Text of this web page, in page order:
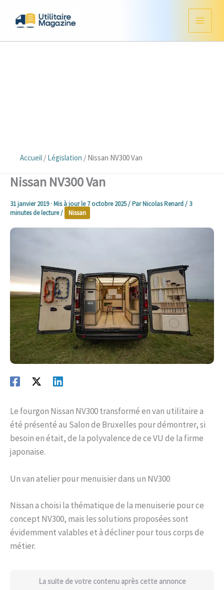
Accueil / Législation / Nissan NV300 Van
Nissan NV300 Van
31 janvier 2019· Mis à jour le7 octobre 2025/ ParNicolas Renard/ 3
minutes de lecture/ Nissan
Le fourgon Nissan NV300 transformé en van utilitaire a
été présenté au Salon de Bruxelles pour démontrer, si
besoin en était, de la polyvalence de ce VU de la firme
japonaise.
Un van atelier pour menuisier dans un NV300
Nissan a choisi la thématique de la menuiserie pour ce
concept NV300, mais les solutions proposées sont
évidemment valables et à décliner pour tous corps de
métier.
La suite de votre contenu après cette annonce